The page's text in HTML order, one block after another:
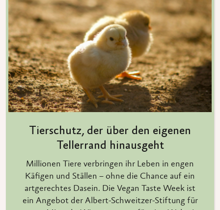
Tierschutz, der über den eigenen
Tellerrand hinausgeht
Millionen Tiere verbringen ihr Leben in engen
Käfigen und Ställen – ohne die Chance auf ein
artgerechtes Dasein. Die Vegan Taste Week ist
ein Angebot der Albert-Schweitzer-Stiftung für